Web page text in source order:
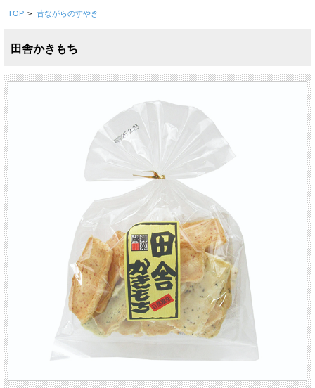
TOP > 昔ながらのすやき
田舎かきもち